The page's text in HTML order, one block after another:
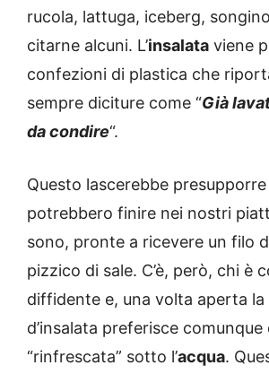
rucola, lattuga, iceberg,
citarne alcuni. L’insalata viene
confezioni di plastica che
sempre diciture come “Già
da condire“.
Questo lascerebbe
potrebbero finire nei nostri
sono, pronte a ricevere un filo
pizzico di sale. C’è, però, chi è
diffidente e, una volta aperta la
d’insalata preferisce comunque
“rinfrescata” sotto l’acqua.